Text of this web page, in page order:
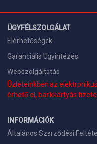
ÜGYFÉLSZOLGÁLAT
Elérhetőségek
Garanciális Ügyintézés
Webszolgáltatás
Üzleteinkben az
érhető el, bankkártyás
INFORMÁCIÓK
Általános Szerződési